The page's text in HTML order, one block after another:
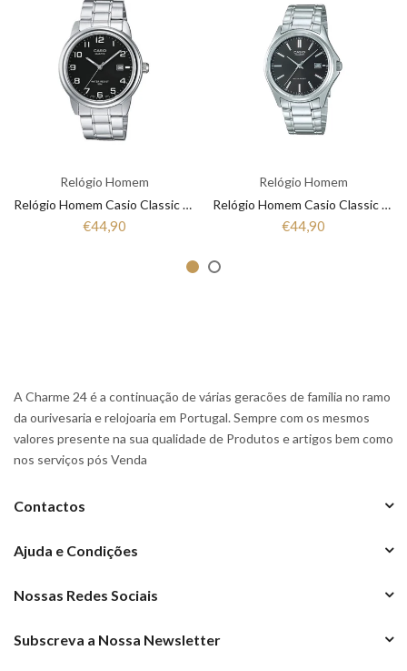
Relógio Homem
Relógio Homem Casio Classic MTD-1221A-1AVEG
€44,90
Relógio Homem
Relógio Homem Casio Classic MTD-1183PA-1AEG
€44,90
A Charme 24 é a continuação de várias geracões de familia no ramo
da ourivesaria e relojoaria em Portugal. Sempre com os mesmos
valores presente na sua qualidade de Produtos e artigos bem como
nos serviços pós Venda
Contactos
Ajuda e Condições
Nossas Redes Sociais
Subscreva a Nossa Newsletter